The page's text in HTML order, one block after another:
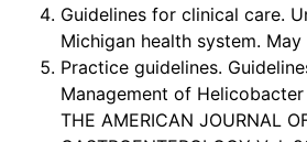
Guidelines for clinical care.
Michigan health system. May
Practice guidelines.
Management of
THE AMERICAN JOURNAL